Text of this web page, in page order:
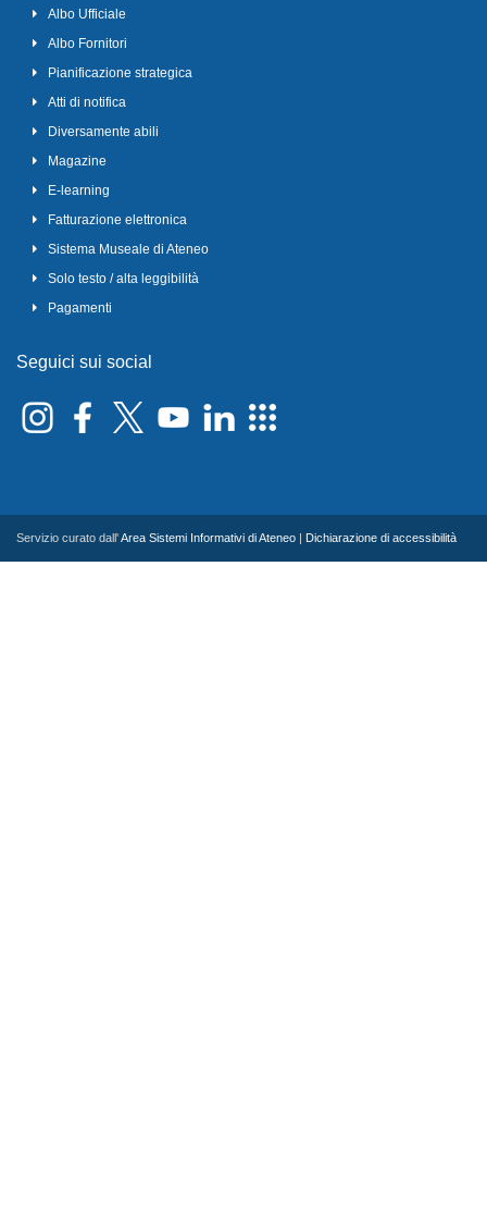
Albo Ufficiale
Albo Fornitori
Pianificazione strategica
Atti di notifica
Diversamente abili
Magazine
E-learning
Fatturazione elettronica
Sistema Museale di Ateneo
Solo testo / alta leggibilità
Pagamenti
Seguici sui social
Servizio curato dall'Area Sistemi Informativi di Ateneo Dichiarazione di accessibilità